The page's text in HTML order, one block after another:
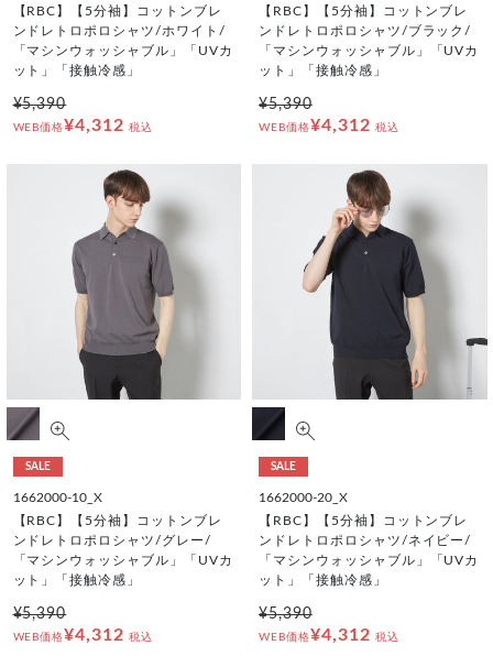
【RBC】【5分袖】コットンブレ
ンドレトロポロシャツ/ホワイト/
「マシンウォッシャブル」「UVカ
ット」「接触冷感」
¥5,390
WEB価格¥4,312 税込
【RBC】【5分袖】コットンブレ
ンドレトロポロシャツ/ブラック/
「マシンウォッシャブル」「UVカ
ット」「接触冷感」
¥5,390
WEB価格¥4,312 税込
SALE
1662000-10_X
【RBC】【5分袖】コットンブレ
ンドレトロポロシャツ/グレー/
「マシンウォッシャブル」「UVカ
ット」「接触冷感」
¥5,390
WEB価格¥4,312 税込
SALE
1662000-20_X
【RBC】【5分袖】コットンブレ
ンドレトロポロシャツ/ネイビー/
「マシンウォッシャブル」「UVカ
ット」「接触冷感」
¥5,390
WEB価格¥4,312 税込